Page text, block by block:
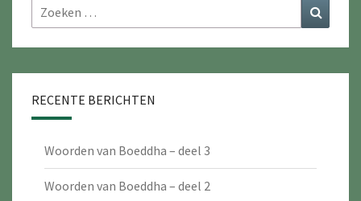
Zoeken
naar:
RECENTE BERICHTEN
Woorden van Boeddha – deel 3
Woorden van Boeddha – deel 2